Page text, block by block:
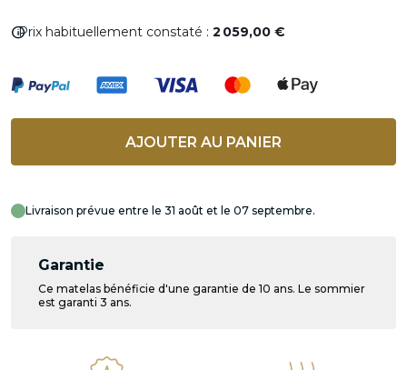
infoPrix habituellement constaté : 2 059,00 €
AJOUTER AU PANIER
Livraison prévue entre le 31 août et le 07 septembre.
Garantie
Ce matelas bénéficie d'une garantie de 10 ans. Le sommier
est garanti 3 ans.